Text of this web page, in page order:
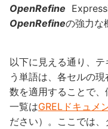
OpenRefine
OpenRefineの強力な
以下に見える通り、
う単語は、各セルの
数を適用することで
一覧はGRELドキュメ
ださい）。ここでは